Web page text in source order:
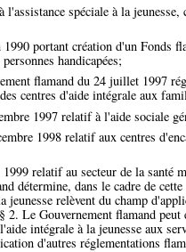
l'assistance spéciale à la jeunesse,
portant création d'un Fonds
handicapées;
flamand du 24 juillet 1997
centres d'aide intégrale aux
1997 relatif à l'aide sociale
1998 relatif aux centres
relatif au secteur de la santé
détermine, dans le cadre de
jeunesse relèvent du champ
2. Le Gouvernement flamand peut
intégrale à la jeunesse aux
d'autres réglementations